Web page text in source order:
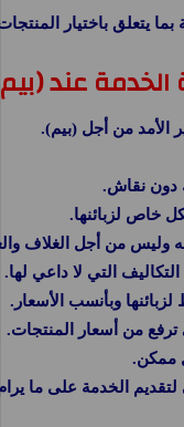
المنتجات والأسعار.
عند
من أجل (بيم).
دون نقاش.
خاص لزبائنها.
وليس من أجل الغلاف
التي لا داعي لها.
وبأنسب الأسعار.
ترفع من أسعار المنتجات.
ممكن.
لتقديم الخدمة على ما